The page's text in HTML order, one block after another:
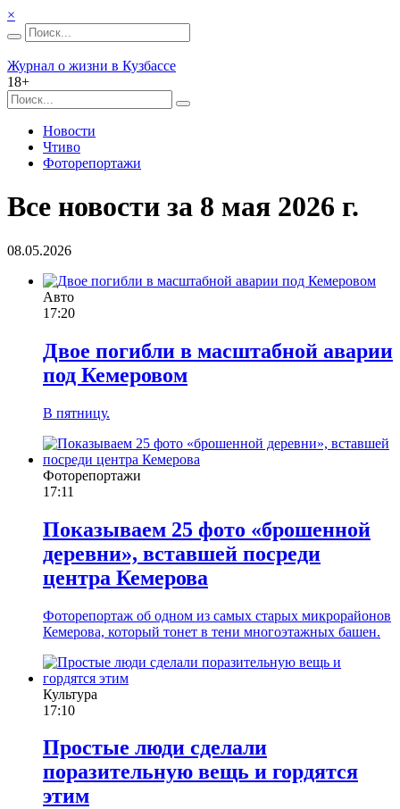
×
Журнал о жизни в Кузбассе
18+
Новости
Чтиво
Фоторепортажи
Все новости за 8 мая 2026 г.
08.05.2026
Авто
17:20
Двое погибли в масштабной аварии
под Кемеровом
В пятницу.
Фоторепортажи
17:11
Показываем 25 фото «брошенной
деревни», вставшей посреди
центра Кемерова
Фоторепортаж об одном из самых старых микрорайонов
Кемерова, который тонет в тени многоэтажных башен.
Культура
17:10
Простые люди сделали
поразительную вещь и гордятся
этим